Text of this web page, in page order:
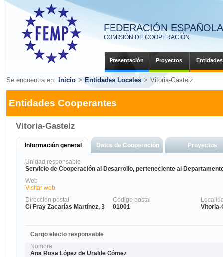
FEDERACIÓN
COMISIÓN DE COOPERACIÓN
Presentación Proyectos Entidades
Se encuentra en: Inicio > Entidades Locales > Vitoria-Gasteiz
Entidades Cooperantes
Vitoria-Gasteiz
Información general Datos de Cooperación Proyectos
Unidad responsable
Servicio de Cooperación al Desarrollo, perteneciente al
Web
Visitar web
Dirección postal
C/ Fray Zacarías Martínez, 3
Código postal
01001
Vitoria-
Cargo electo responsable
Nombre
Ana Rosa López de Uralde Gómez